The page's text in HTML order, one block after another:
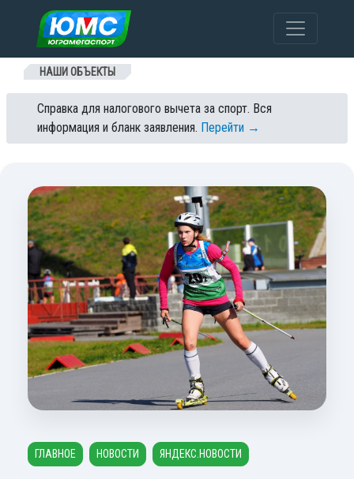
Перейти к содержанию
НАШИ ОБЪЕКТЫ
Справка для налогового вычета за спорт. Вся
информация и бланк заявления. Перейти →
ГЛАВНОЕ НОВОСТИ ЯНДЕКС.НОВОСТИ